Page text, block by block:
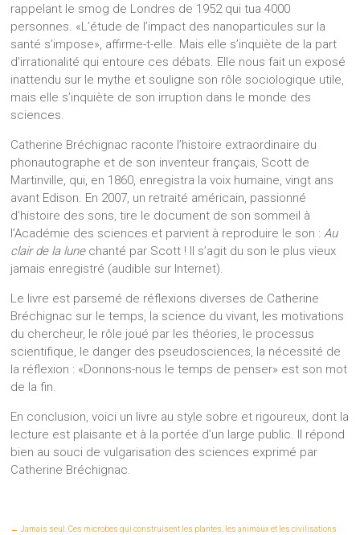
rappelant le smog de Londres de 1952 qui tua 4000
personnes. «L’étude de l’impact des nanoparticules sur la
santé s’impose», affirme-t-elle. Mais elle s’inquiète de la part
d’irrationalité qui entoure ces débats. Elle nous fait un exposé
inattendu sur le mythe et souligne son rôle sociologique utile,
mais elle s’inquiète de son irruption dans le monde des
sciences.
Catherine Bréchignac raconte l’histoire extraordinaire du
phonautographe et de son inventeur français, Scott de
Martinville, qui, en 1860, enregistra la voix humaine, vingt ans
avant Edison. En 2007, un retraité américain, passionné
d’histoire des sons, tire le document de son sommeil à
l’Académie des sciences et parvient à reproduire le son : Au
clair de la lunechanté par Scott ! Il s’agit du son le plus vieux
jamais enregistré (audible sur Internet).
Le livre est parsemé de réflexions diverses de Catherine
Bréchignac sur le temps, la science du vivant, les motivations
du chercheur, le rôle joué par les théories, le processus
scientifique, le danger des pseudosciences, la nécessité de
la réflexion : «Donnons-nous le temps de penser» est son mot
de la fin.
En conclusion, voici un livre au style sobre et rigoureux, dont la
lecture est plaisante et à la portée d’un large public. Il répond
bien au souci de vulgarisation des sciences exprimé par
Catherine Bréchignac.
← Jamais seul. Ces microbes qui construisent les plantes, les animaux et les civilisations